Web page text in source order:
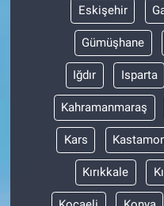
Eskişehir
Gümüşhane
Iğdır Isparta
Kahramanmaraş
Kars
Kırıkkale